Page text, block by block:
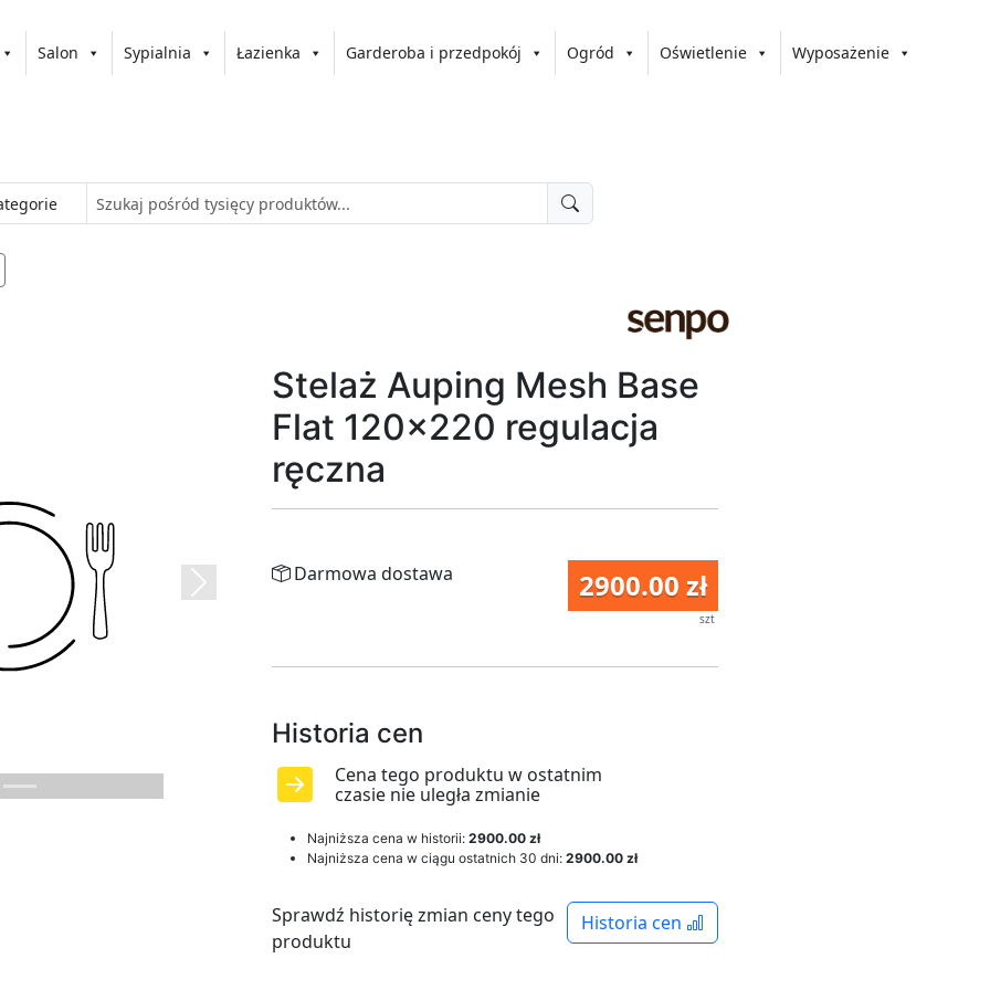
Salon Sypialnia Łazienka Garderoba i przedpokój Ogród Oświetlenie Wyposażenie
Next
Stelaż Auping Mesh Base
Flat 120x220 regulacja
ręczna
2900.00 zł
szt
Darmowa dostawa
Historia cen
Cena tego produktu w ostatnim
czasie nie uległa zmianie
Najniższa cena w historii: 2900.00 zł
Najniższa cena w ciągu ostatnich 30 dni: 2900.00 zł
Historia cen
Sprawdź historię zmian ceny tego
produktu